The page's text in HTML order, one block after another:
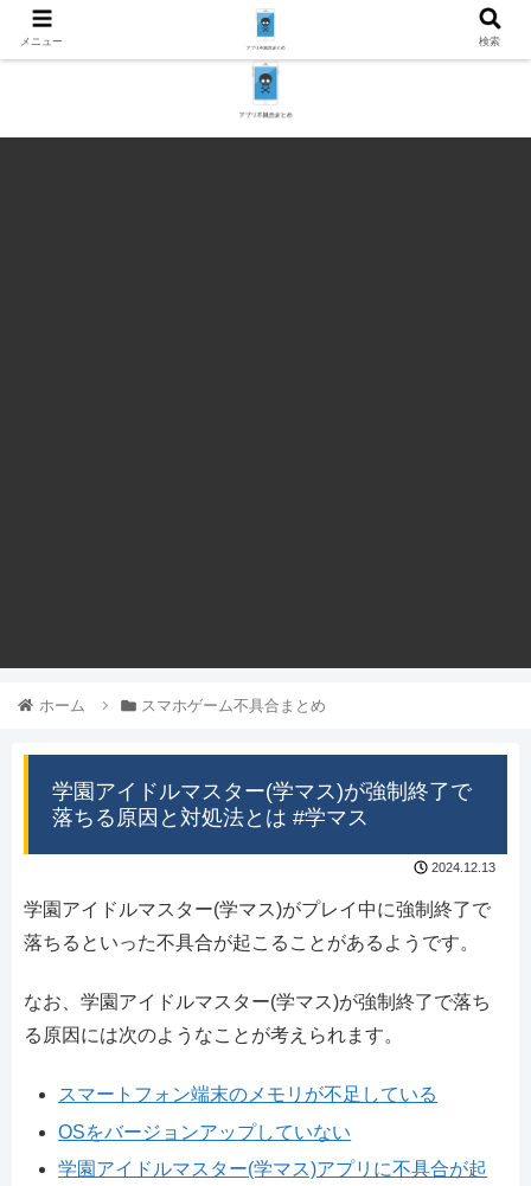
ホーム スマホゲーム不具合まとめ
学園アイドルマスター(学マス)が強制終了で
落ちる原因と対処法とは #学マス
2024.12.13
学園アイドルマスター(学マス)がプレイ中に強制終了で
落ちるといった不具合が起こることがあるようです。
なお、学園アイドルマスター(学マス)が強制終了で落ち
る原因には次のようなことが考えられます。
スマートフォン端末のメモリが不足している
OSをバージョンアップしていない
学園アイドルマスター(学マス)アプリに不具合が起
メニュー 検索